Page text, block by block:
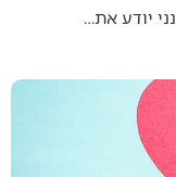
יודע את…